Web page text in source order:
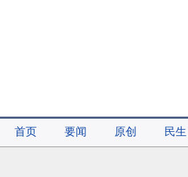
首页 要闻 原创 民生